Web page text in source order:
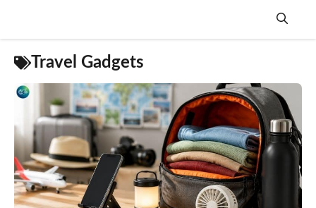
Menu
Travel Gadgets